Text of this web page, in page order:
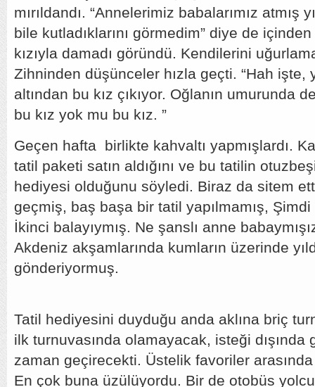
mırıldandı. “Annelerimiz babalarımız atmış
bile kutladıklarını görmedim” diye de
kızıyla damadı göründü. Kendilerini
Zihninden düşünceler hızla geçti. “Hah işte,
altından bu kız çıkıyor. Oğlanın umurunda
bu kız yok mu bu kız. ”
Geçen hafta birlikte kahvaltı yapmışlardı.
tatil paketi satın aldığını ve bu tatilin
hediyesi olduğunu söyledi. Biraz da sitem
geçmiş, baş başa bir tatil yapılmamış, Şimdi
İkinci balayıymış. Ne şanslı anne
Akdeniz akşamlarında kumların üzerinde
gönderiyormuş.
Tatil hediyesini duyduğu anda aklına briç
ilk turnuvasında olamayacak, isteği
zaman geçirecekti. Üstelik favoriler
En çok buna üzülüyordu. Bir de otobüs